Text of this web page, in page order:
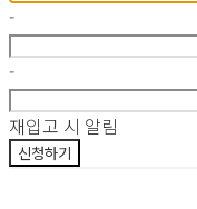
-
-
재입고 시 알림
신청하기